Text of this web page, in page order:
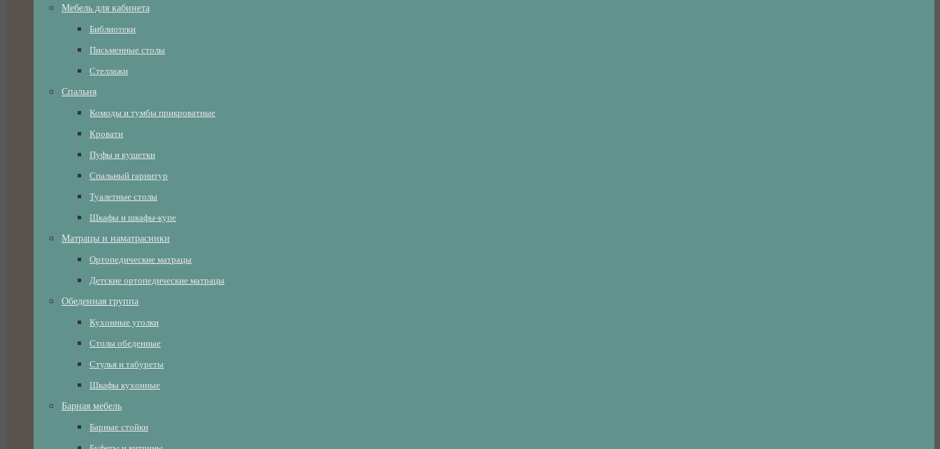
Мебель для кабинета
Библиотеки
Письменные столы
Стеллажи
Спальня
Комоды и тумбы прикроватные
Кровати
Пуфы и кушетки
Спальный гарнитур
Туалетные столы
Шкафы и шкафы-купе
Матрацы и наматрасники
Ортопедические матрацы
Детские ортопедические матрацы
Обеденная группа
Кухонные уголки
Столы обеденные
Стулья и табуреты
Шкафы кухонные
Барная мебель
Барные стойки